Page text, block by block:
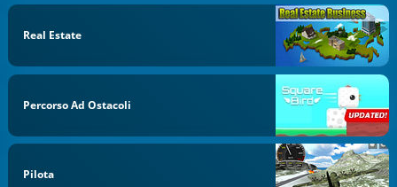
Real Estate
Percorso Ad Ostacoli
Pilota